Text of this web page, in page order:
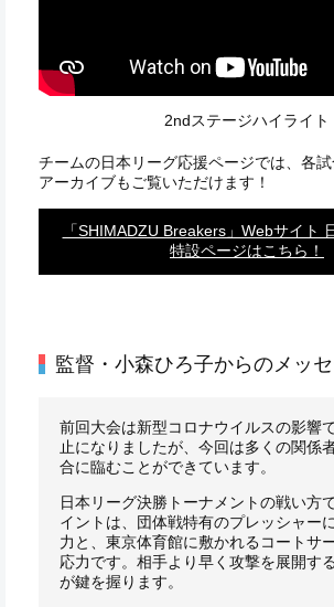
2ndステージハイライト
チームの日本リーグ応援ページでは、各
アーカイブもご覧いただけます！
「SHIMADZU Breakers」Webサイト
特設ページはこちら！
監督・小森ひろ子からのメッ
前回大会は新型コロナウイルスの影響
止になりましたが、今回は多くの関係
合に臨むことができています。
日本リーグ決勝トーナメントの戦い方
イントは、団体戦特有のプレッシャー
力と、東京体育館に敷かれるコートサ
応力です。相手より早く攻撃を展開す
が鍵を握ります。